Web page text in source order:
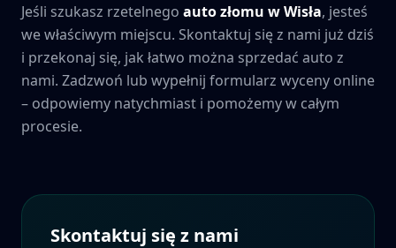
Jeśli szukasz rzetelnego auto złomu wWisła, jesteś
we właściwym miejscu. Skontaktuj się z nami już dziś
i przekonaj się, jak łatwo można sprzedać auto z
nami. Zadzwoń lub wypełnij formularz wyceny online
– odpowiemy natychmiast i pomożemy w całym
procesie.
Skontaktuj się z nami